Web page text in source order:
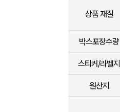
상품 재질
박스포장수량
스티커/라벨지
원산지